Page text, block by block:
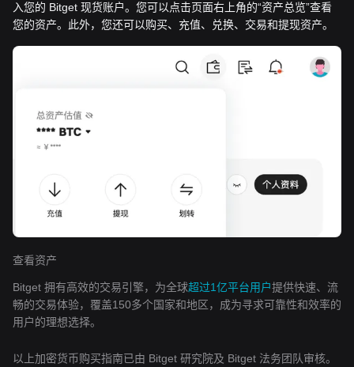
入您的 Bitget 现货账户。您可以点击页面右上角的“资产总览”查看
您的资产。此外，您还可以购买、充值、兑换、交易和提现资产。
查看资产
Bitget 拥有高效的交易引擎，为全球超过1亿平台用户提供快速、流
畅的交易体验，覆盖150多个国家和地区，成为寻求可靠性和效率的
用户的理想选择。
以上加密货币购买指南已由 Bitget 研究院及 Bitget 法务团队审核。